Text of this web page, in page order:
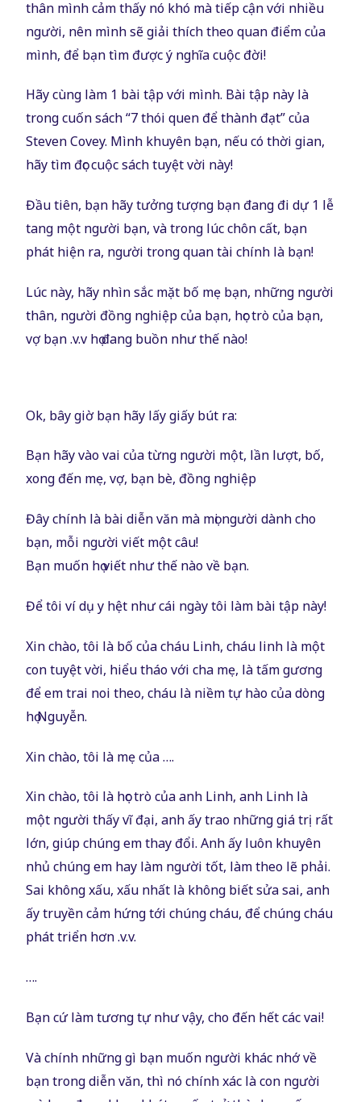
thân mình cảm thấy nó khó mà tiếp cận với nhiều
người, nên mình sẽ giải thích theo quan điểm của
mình, để bạn tìm được ý nghĩa cuộc đời!
Hãy cùng làm 1 bài tập với mình. Bài tập này là
trong cuốn sách “7 thói quen để thành đạt” của
Steven Covey. Mình khuyên bạn, nếu có thời gian,
hãy tìm đọc cuộc sách tuyệt vời này!
Đầu tiên, bạn hãy tưởng tượng bạn đang đi dự 1 lễ
tang một người bạn, và trong lúc chôn cất, bạn
phát hiện ra, người trong quan tài chính là bạn!
Lúc này, hãy nhìn sắc mặt bố mẹ bạn, những người
thân, người đồng nghiệp của bạn, học trò của bạn,
vợ bạn .v.v họ đang buồn như thế nào!
Ok, bây giờ bạn hãy lấy giấy bút ra:
Bạn hãy vào vai của từng người một, lần lượt, bố,
xong đến mẹ, vợ, bạn bè, đồng nghiệp
Đây chính là bài diễn văn mà mọi người dành cho
bạn, mỗi người viết một câu!
Bạn muốn họ viết như thế nào về bạn.
Để tôi ví dụ y hệt như cái ngày tôi làm bài tập này!
Xin chào, tôi là bố của cháu Linh, cháu linh là một
con tuyệt vời, hiểu tháo với cha mẹ, là tấm gương
để em trai noi theo, cháu là niềm tự hào của dòng
họ Nguyễn.
Xin chào, tôi là mẹ của ….
Xin chào, tôi là học trò của anh Linh, anh Linh là
một người thấy vĩ đại, anh ấy trao những giá trị rất
lớn, giúp chúng em thay đổi. Anh ấy luôn khuyên
nhủ chúng em hay làm người tốt, làm theo lẽ phải.
Sai không xấu, xấu nhất là không biết sửa sai, anh
ấy truyền cảm hứng tới chúng cháu, để chúng cháu
phát triển hơn .v.v.
….
Bạn cứ làm tương tự như vậy, cho đến hết các vai!
Và chính những gì bạn muốn người khác nhớ về
bạn trong diễn văn, thì nó chính xác là con người